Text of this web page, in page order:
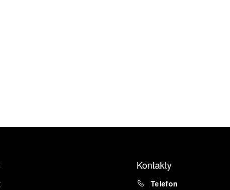
Kontakty
Telefon